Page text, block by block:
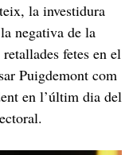
la investidura
negativa de la
fetes en el
Puigdemont com
en l’últim dia del